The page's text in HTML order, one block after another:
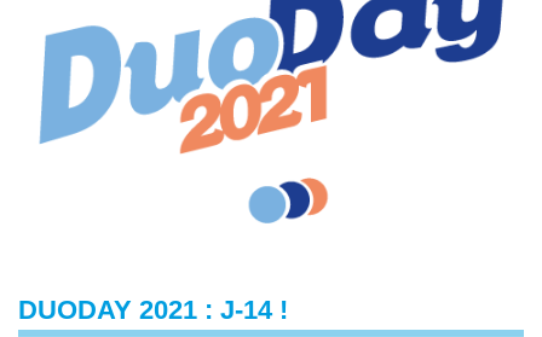
DUODAY 2021 : J-14 !